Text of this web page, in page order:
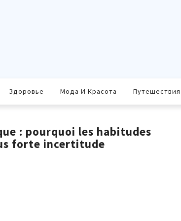
Здоровье Мода И Красота Путешествия
: pourquoi les habitudes
forte incertitude